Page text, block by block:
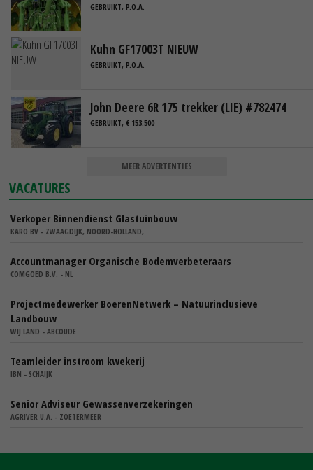
GEBRUIKT, P.O.A.
Kuhn GF17003T NIEUW
GEBRUIKT, P.O.A.
John Deere 6R 175 trekker (LIE) #782474
GEBRUIKT, € 153.500
MEER ADVERTENTIES
VACATURES
Verkoper Binnendienst Glastuinbouw
KARO BV - ZWAAGDIJK, NOORD-HOLLAND,
Accountmanager Organische Bodemverbeteraars
COMGOED B.V. - NL
Projectmedewerker BoerenNetwerk – Natuurinclusieve
Landbouw
WIJ.LAND - ABCOUDE
Teamleider instroom kwekerij
IBN - SCHAIJK
Senior Adviseur Gewassenverzekeringen
AGRIVER U.A. - ZOETERMEER